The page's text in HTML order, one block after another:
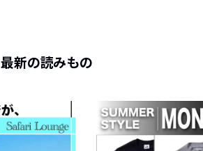
最新の読みもの